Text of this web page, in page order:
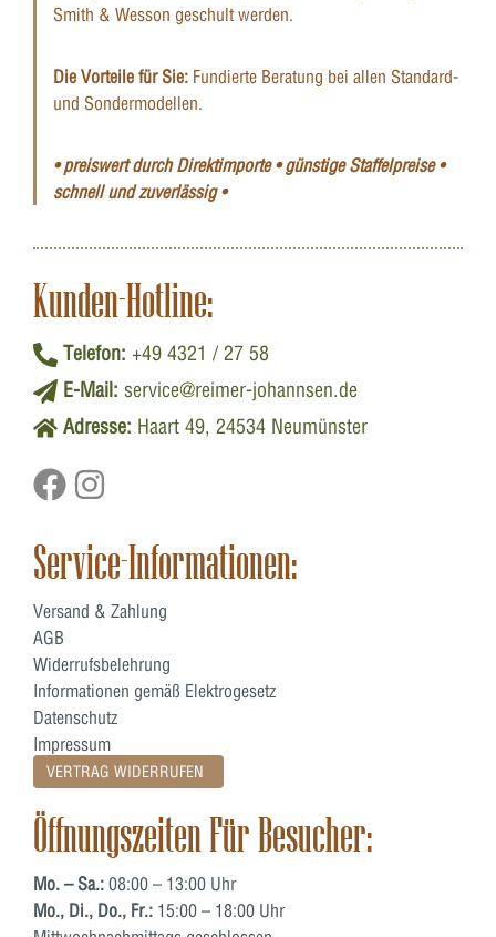
Smith & Wesson geschult werden.
Die Vorteile für Sie: Fundierte Beratung bei allen Standard-
und Sondermodellen.
• preiswert durch Direktimporte • günstige Staffelpreise •
schnell und zuverlässig •
Kunden-Hotline:
Telefon: +49 4321 / 27 58
E-Mail: service@reimer-johannsen.de
Adresse: Haart 49, 24534 Neumünster
Service-Informationen:
Versand & Zahlung
AGB
Widerrufsbelehrung
Informationen gemäß Elektrogesetz
Datenschutz
Impressum
VERTRAG WIDERRUFEN
Öffnungszeiten Für Besucher:
Mo. – Sa.: 08:00 – 13:00 Uhr
Mo., Di., Do., Fr.: 15:00 – 18:00 Uhr